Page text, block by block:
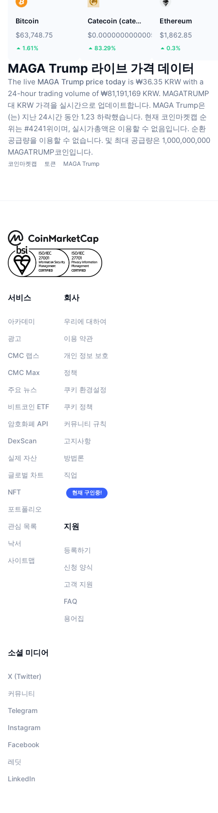
Bitcoin
$63,748.75
1.61%
Catecoin (catecoin.shop)
$0.0000000000005457
83.29%
Ethereum
$1,862.85
0.3%
MAGA Trump 라이브 가격 데이터
The live MAGA Trump price today is ₩36.35 KRW with a
24-hour trading volume of ₩81,191,169 KRW. MAGATRUMP
대 KRW 가격을 실시간으로 업데이트합니다. MAGA Trump은
(는) 지난 24시간 동안 1.23 하락했습니다. 현재 코인마켓캡 순
위는 #4241위이며, 실시가총액은 이용할 수 없음입니다. 순환
공급량을 이용할 수 없습니다. 및 최대 공급량은 1,000,000,000
MAGATRUMP코인입니다.
코인마켓캡 토큰 MAGA Trump
서비스
아카데미
광고
CMC 랩스
CMC Max
주요 뉴스
비트코인 ETF
암호화폐 API
DexScan
실제 자산
글로벌 차트
NFT
포트폴리오
관심 목록
낙서
사이트맵
회사
우리에 대하여
이용 약관
개인 정보 보호
정책
쿠키 환경설정
쿠키 정책
커뮤니티 규칙
고지사항
방법론
직업
현재 구인중!
지원
등록하기
신청 양식
고객 지원
FAQ
용어집
소셜 미디어
X (Twitter)
커뮤니티
Telegram
Instagram
Facebook
레딧
LinkedIn